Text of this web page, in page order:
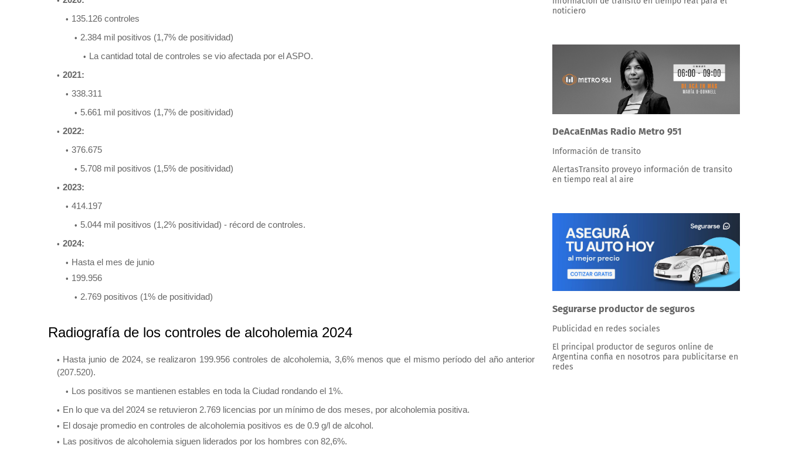
135.126 controles
2.384 mil positivos (1,7% de positividad)
La cantidad total de controles se vio afectada por el ASPO.
2021:
338.311
5.661 mil positivos (1,7% de positividad)
2022:
376.675
5.708 mil positivos (1,5% de positividad)
2023:
414.197
5.044 mil positivos (1,2% positividad) - récord de controles.
2024:
Hasta el mes de junio
199.956
2.769 positivos (1% de positividad)
Radiografía de los controles de alcoholemia 2024
Hasta junio de 2024, se realizaron 199.956 controles de alcoholemia, 3,6% menos que el mismo período del año anterior
(207.520).
Los positivos se mantienen estables en toda la Ciudad rondando el 1%.
En lo que va del 2024 se retuvieron 2.769 licencias por un mínimo de dos meses, por alcoholemia positiva.
El dosaje promedio en controles de alcoholemia positivos es de 0.9 g/l de alcohol.
Las positivos de alcoholemia siguen liderados por los hombres con 82,6%.
noticiero
DeAcaEnMas Radio Metro 951
Información de transito
AlertasTransito proveyo información de transito
en tiempo real al aire
Segurarse productor de seguros
Publicidad en redes sociales
El principal productor de seguros online de
Argentina confia en nosotros para publicitarse en
redes